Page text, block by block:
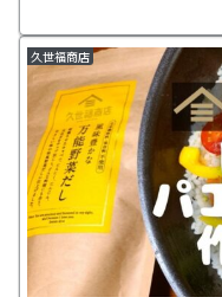
久世福商店